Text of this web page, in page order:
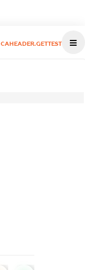
CAHEADER.GETTEST